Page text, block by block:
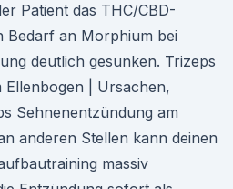
Patient das THC/CBD-
Bedarf an Morphium bei
deutlich gesunken. Trizeps
Ellenbogen | Ursachen,
Sehnenentzündung am
anderen Stellen kann deinen
massiv